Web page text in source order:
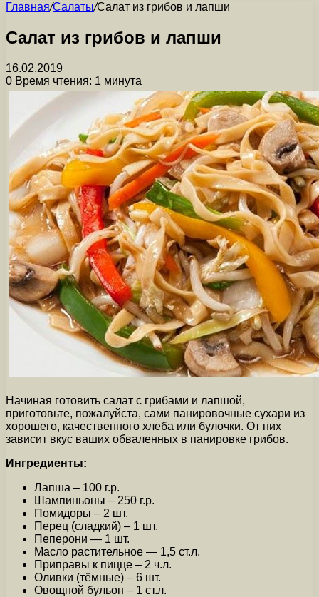
Главная/Салаты/Салат из грибов и лапши
Салат из грибов и лапши
16.02.2019
0 Время чтения: 1 минута
Начиная готовить салат с грибами и лапшой,
приготовьте, пожалуйста, сами панировочные сухари из
хорошего, качественного хлеба или булочки. От них
зависит вкус ваших обваленных в панировке грибов.
Ингредиенты:
Лапша – 100 г.р.
Шампиньоны – 250 г.р.
Помидоры – 2 шт.
Перец (сладкий) – 1 шт.
Пеперони — 1 шт.
Масло растительное — 1,5 ст.л.
Приправы к пицце – 2 ч.л.
Оливки (тёмные) – 6 шт.
Овощной бульон – 1 ст.л.